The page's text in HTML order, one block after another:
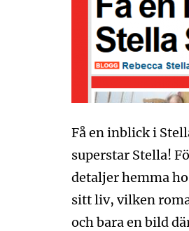
Få en inblick i
superstar Stella!
detaljer hemma
sitt liv, vilken
och bara en bild